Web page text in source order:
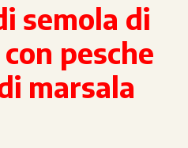
semola di
pesche
marsala